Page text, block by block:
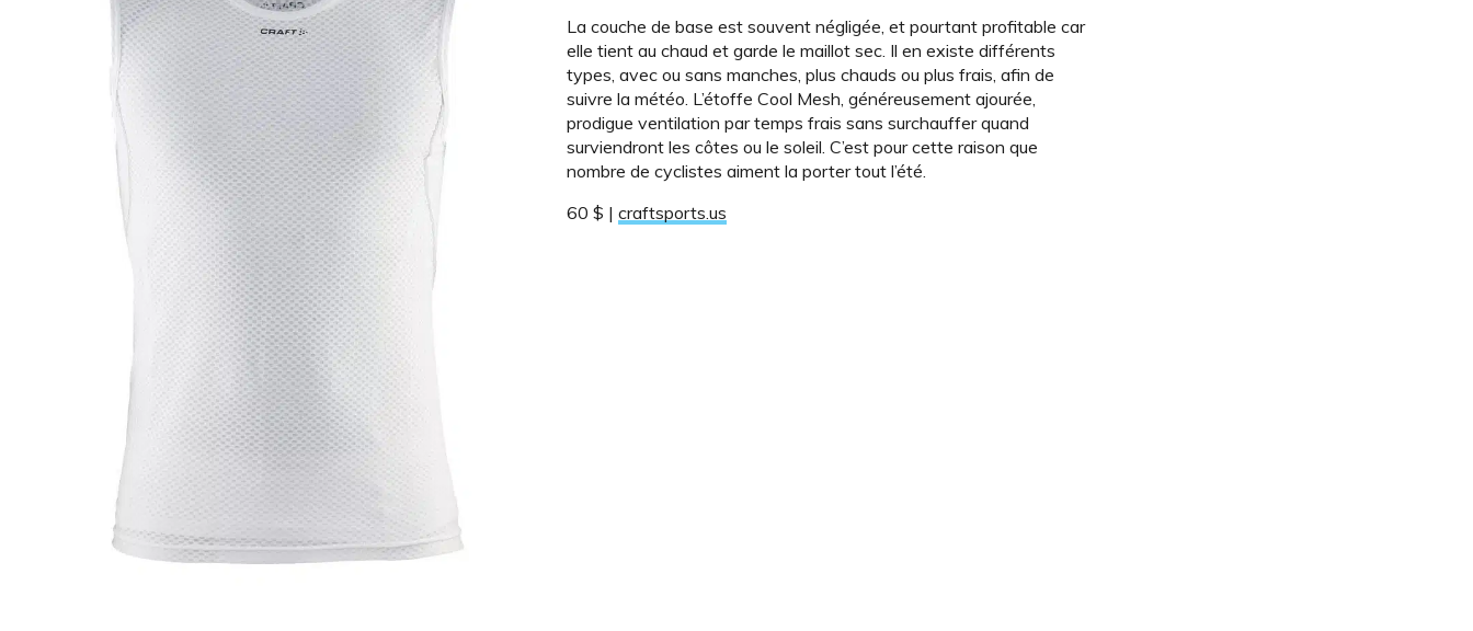
La couche de base est souvent négligée, et pourtant profitable car
elle tient au chaud et garde le maillot sec. Il en existe différents
types, avec ou sans manches, plus chauds ou plus frais, afin de
suivre la météo. L’étoffe Cool Mesh, généreusement ajourée,
prodigue ventilation par temps frais sans surchauffer quand
surviendront les côtes ou le soleil. C’est pour cette raison que
nombre de cyclistes aiment la porter tout l’été.
60 $ | craftsports.us